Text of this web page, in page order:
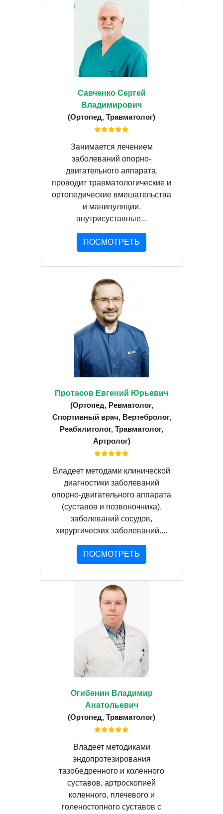
Савченко Сергей
Владимирович
(Ортопед, Травматолог)
Занимается лечением
заболеваний опорно-
двигательного аппарата,
проводит травматологические и
ортопедические вмешательства
и манипуляции,
внутрисуставные...
ПОСМОТРЕТЬ
Протасов Евгений Юрьевич
(Ортопед, Ревматолог,
Спортивный врач, Вертебролог,
Реабилитолог, Травматолог,
Артролог)
Владеет методами клинической
диагностики заболеваний
опорно-двигательного аппарата
(суставов и позвоночника),
заболеваний сосудов,
хирургических заболеваний....
ПОСМОТРЕТЬ
Огибенин Владимир
Анатольевич
(Ортопед, Травматолог)
Владеет методиками
эндопротезирования
тазобедренного и коленного
суставов, артроскопией
коленного, плечевого и
голеностопного суставов с